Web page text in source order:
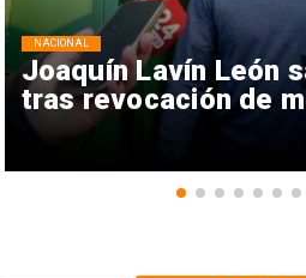
Joaquín Lavín León
tras revocación de
NACIONAL